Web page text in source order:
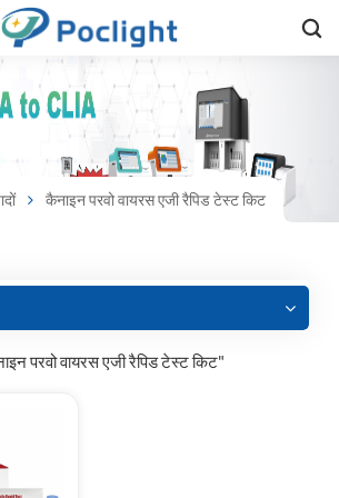
कैनाइन परवो वायरस एजी रैपिड टेस्ट किट
परवो वायरस एजी रैपिड टेस्ट किट"